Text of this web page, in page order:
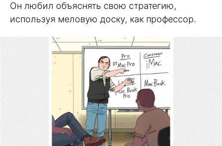
Он любил объяснять свою стратегию,
используя меловую доску, как профессор.